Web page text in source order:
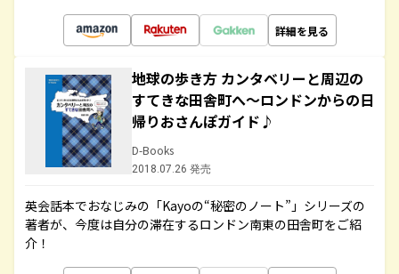
詳細を見る
地球の歩き方 カンタベリーと周辺の
すてきな田舎町へ～ロンドンからの日
帰りおさんぽガイド♪
D-Books
2018.07.26 発売
英会話本でおなじみの「Kayoの“秘密のノート”」シリーズの
著者が、今度は自分の滞在するロンドン南東の田舎町をご紹
介！